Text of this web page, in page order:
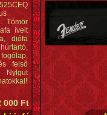
Tömör
ívelt
diófa
felső
Nylgut
000 Ft